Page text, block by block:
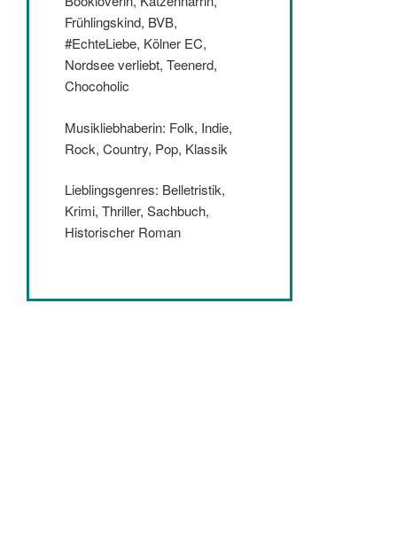
Frühlingskind, BVB,
#EchteLiebe, Kölner EC,
Nordsee verliebt, Teenerd,
Chocoholic
Musikliebhaberin: Folk, Indie,
Rock, Country, Pop, Klassik
Lieblingsgenres: Belletristik,
Krimi, Thriller, Sachbuch,
Historischer Roman